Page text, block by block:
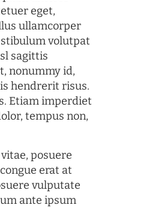
eget,
ullamcorper
volutpat
sagittis
nonummy id,
hendrerit risus.
Etiam imperdiet
tempus non,
posuere
erat at
vulputate
ante ipsum